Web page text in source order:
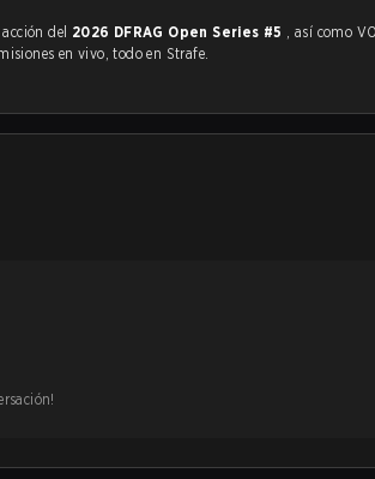
del 2026 DFRAG Open Series #5 , así como VODs,
en vivo, todo en Strafe.